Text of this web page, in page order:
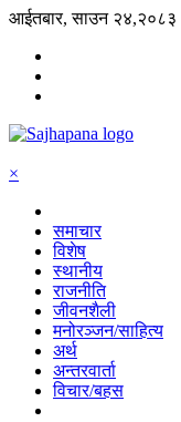
आईतबार, साउन २४,२०८३
×
समाचार
विशेष
स्थानीय
राजनीति
जीवनशैली
मनोरञ्जन/साहित्य
अर्थ
अन्तरवार्ता
विचार/बहस